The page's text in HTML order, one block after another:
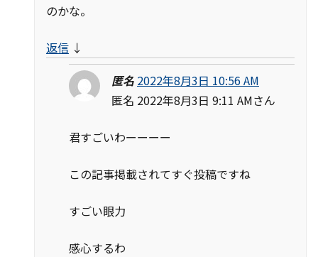
のかな。
返信 ↓
匿名 2022年8月3日 10:56 AM
匿名 2022年8月3日 9:11 AMさん
君すごいわーーーー
この記事掲載されてすぐ投稿ですね
すごい眼力
感心するわ